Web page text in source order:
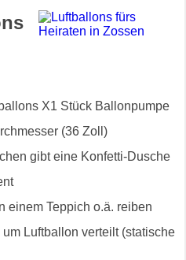
X1 Stück Ballonpumpe
(36 Zoll)
gibt eine Konfetti-Dusche
einem Teppich o.ä. reiben
Luftballon verteilt (statische